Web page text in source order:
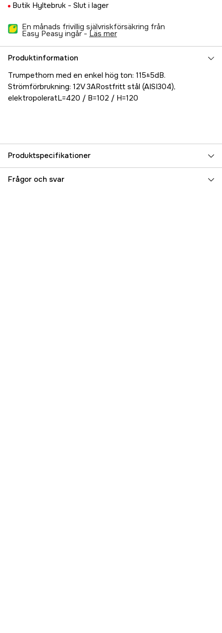
Butik Hyltebruk - Slut i lager
En månads frivillig självriskförsäkring från
Easy Peasy ingår - läs mer
Produktinformation
Trumpethorn med en enkel hög ton: 115±5dB.
Strömförbrukning: 12V 3ARostfritt stål (AISI304),
elektropoleratL=420 / B=102 / H=120
Produktspecifikationer
Referensnummer 5000023562
Frågor och svar